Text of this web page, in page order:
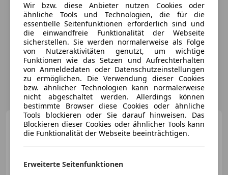
Mercedes-Benz E 53
AMG
Wir bzw. diese Anbieter nutzen Cookies oder
ähnliche Tools und Technologien, die für die
essentielle Seitenfunktionen erforderlich sind und
die einwandfreie Funktionalität der Webseite
sicherstellen. Sie werden normalerweise als Folge
von Nutzeraktivitäten genutzt, um wichtige
Funktionen wie das Setzen und Aufrechterhalten
von Anmeldedaten oder Datenschutzeinstellungen
zu ermöglichen. Die Verwendung dieser Cookies
bzw. ähnlicher Technologien kann normalerweise
nicht abgeschaltet werden. Allerdings können
bestimmte Browser diese Cookies oder ähnliche
Tools blockieren oder Sie darauf hinweisen. Das
Blockieren dieser Cookies oder ähnlicher Tools kann
die Funktionalität der Webseite beeinträchtigen.
Erweiterte Seitenfunktionen